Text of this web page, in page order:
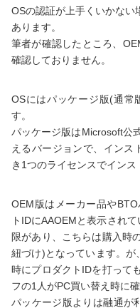
OSの認証が上手くいかない
あります。
筆者が確認したところ、
確認しておりません。
OSにはパッケージ版(通常
す。
パッケージ版はMicrosoft公
えるバージョンで、インス
き1つのライセンスでインス
OEM版はメーカー品や
トIDにAAOEMと表示され
限があり、こちらは購入時
紐づけ)となっています。が
時にプロダクトIDを打って
フの1人がPC買い替え時に
パッケージ版よりは融通が